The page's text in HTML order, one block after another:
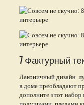
7 Фактурный
Лаконичный дизайн
в доме преобладают
дополните этот